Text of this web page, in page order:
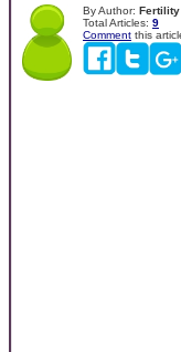
By Author: Fertility
Total Articles: 9
Comment this